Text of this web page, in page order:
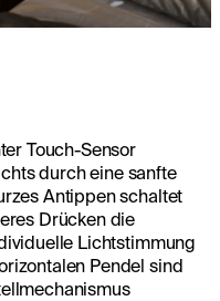
Touch-Sensor
durch eine sanfte
Antippen schaltet
Drücken die
Lichtstimmung
Pendel sind